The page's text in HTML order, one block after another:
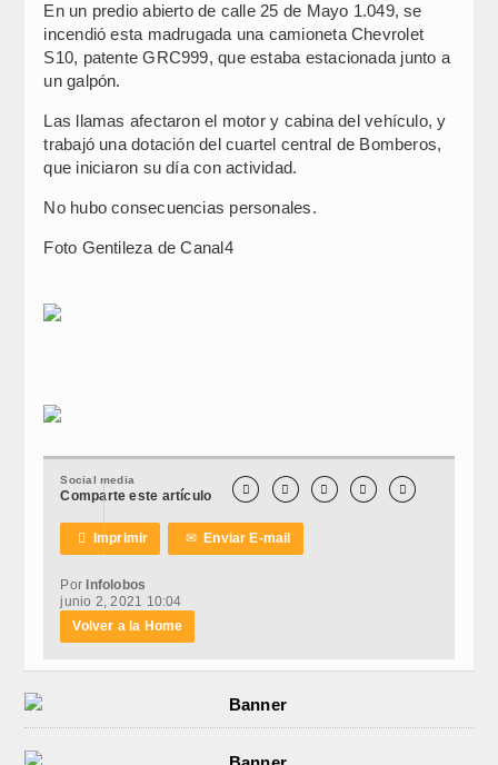
En un predio abierto de calle 25 de Mayo 1.049, se
incendió esta madrugada una camioneta Chevrolet
S10, patente GRC999, que estaba estacionada junto a
un galpón.
Las llamas afectaron el motor y cabina del vehículo, y
trabajó una dotación del cuartel central de Bomberos,
que iniciaron su día con actividad.
No hubo consecuencias personales.
Foto Gentileza de Canal4
Social media
Comparte este artículo     
 Imprimir ✉Enviar E-mail
Por Infolobos
junio 2, 2021 10:04
Volver a la Home